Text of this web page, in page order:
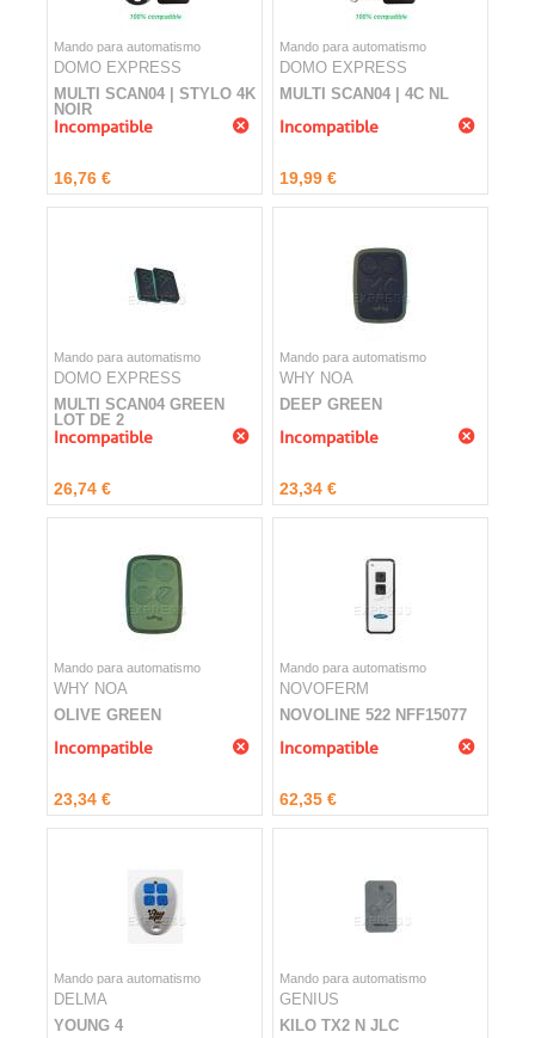
Mando para automatismo
DOMO EXPRESS
MULTI SCAN04 | STYLO 4K
NOIR
Incompatible
16,76 €
Mando para automatismo
DOMO EXPRESS
MULTI SCAN04 | 4C NL
Incompatible
19,99 €
Mando para automatismo
DOMO EXPRESS
MULTI SCAN04 GREEN
LOT DE 2
Incompatible
26,74 €
Mando para automatismo
WHY NOA
DEEP GREEN
Incompatible
23,34 €
Mando para automatismo
WHY NOA
OLIVE GREEN
Incompatible
23,34 €
Mando para automatismo
NOVOFERM
NOVOLINE 522 NFF15077
Incompatible
62,35 €
Mando para automatismo
DELMA
YOUNG 4
Mando para automatismo
GENIUS
KILO TX2 N JLC